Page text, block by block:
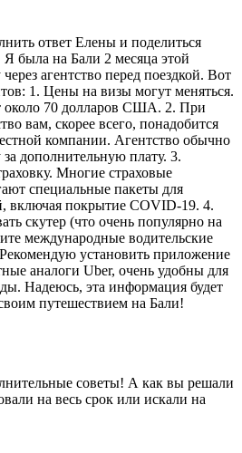
ответ Елены и поделиться
была на Бали 2 месяца этой
агентство перед поездкой. Вот
1. Цены на визы могут меняться.
около 70 долларов США. 2. При
вам, скорее всего, понадобится
компании. Агентство обычно
за дополнительную плату. 3.
Многие страховые
специальные пакеты для
включая покрытие COVID-19. 4.
скутер (что очень популярно на
международные водительские
установить приложение
аналоги Uber, очень удобны для
Надеюсь, эта информация будет
путешествием на Бали!
советы! А как вы решали
на весь срок или искали на